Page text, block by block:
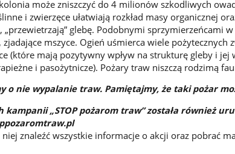
może zniszczyć do 4 milionów szkodliwych
i zwierzęce ułatwiają rozkład masy organicznej
„przewietrzają” glebę. Podobnymi sprzymierzeńcami
mszyce. Ogień uśmierca wiele pożytecznych
(które mają pozytywny wpływ na strukturę gleby i jej
i pasożytnicze). Pożary traw niszczą rodzimą
o nie wypalanie traw. Pamiętajmy, że taki pożar
kampanii „STOP pożarom traw” została również
znaleźć wszystkie informacje o akcji oraz pobrać